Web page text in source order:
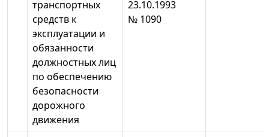
транспортных
средств к
эксплуатации и
обязанности
должностных лиц
по обеспечению
безопасности
дорожного
движения
23.10.1993
№ 1090